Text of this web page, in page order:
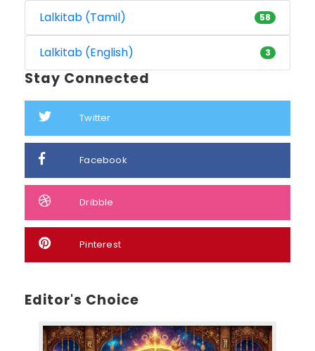
Lalkitab (Tamil) 58
Lalkitab (English) 3
Stay Connected
Twitter
Facebook
Dribble
Pinterest
Editor's Choice